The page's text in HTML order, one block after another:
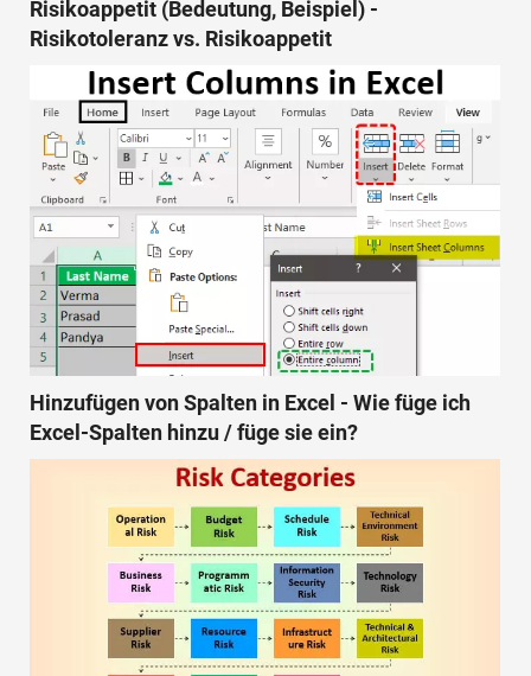
Risikoappetit (Bedeutung, Beispiel) -
Risikotoleranz vs. Risikoappetit
Hinzufügen von Spalten in Excel - Wie füge ich
Excel-Spalten hinzu / füge sie ein?